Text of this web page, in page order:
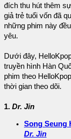
đích thu hút thêm
giả trẻ tuổi vốn đã
những phim này
yêu.
Dưới đây,
truyền hình Hàn
phim theo
thời gian theo dõi.
1. Dr. Jin
Song Seung
Dr. Jin